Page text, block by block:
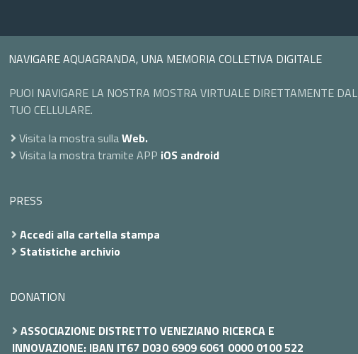
NAVIGARE AQUAGRANDA, UNA MEMORIA COLLETIVA DIGITALE
PUOI NAVIGARE LA NOSTRA MOSTRA VIRTUALE DIRETTAMENTE DAL
TUO CELLULARE.
Visita la mostra sullaWeb.
Visita la mostra tramite APP iOS android
PRESS
Accedi alla cartella stampa
Statistiche archivio
DONATION
ASSOCIAZIONE DISTRETTO VENEZIANO RICERCA E
INNOVAZIONE: IBAN IT67 D030 6909 6061 0000 0100 522